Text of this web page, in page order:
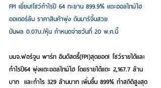
FPI เยี่ยม!โชว์กำไรปี 64 ทะยาน 899.9% แตะออลไทม์ไฮ
ออเดอร์ล้น ราคาสินค้าพุ่ง ดันมาร์จิ้นสวย
ปันผล 0.07บ./หุ้น กำหนดจ่ายวันที่ 20 พ.ค.นี้
บมจ.ฟอร์จูน พาร์ท อินดัสตรี้(FPI)สุดยอด! โชว์รายได้และ
กำไรปี64 พุ่งแตะออลไทม์ไฮ โดยรายได้แตะ 2,167.7 ล้าน
บาท และกำไร 329 ล้านบาท เพิ่มขึ้น 899% ทำสถิติสูงสุด